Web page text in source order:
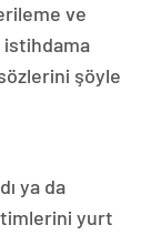
ve
istihdama
şöyle
ya da
yurt